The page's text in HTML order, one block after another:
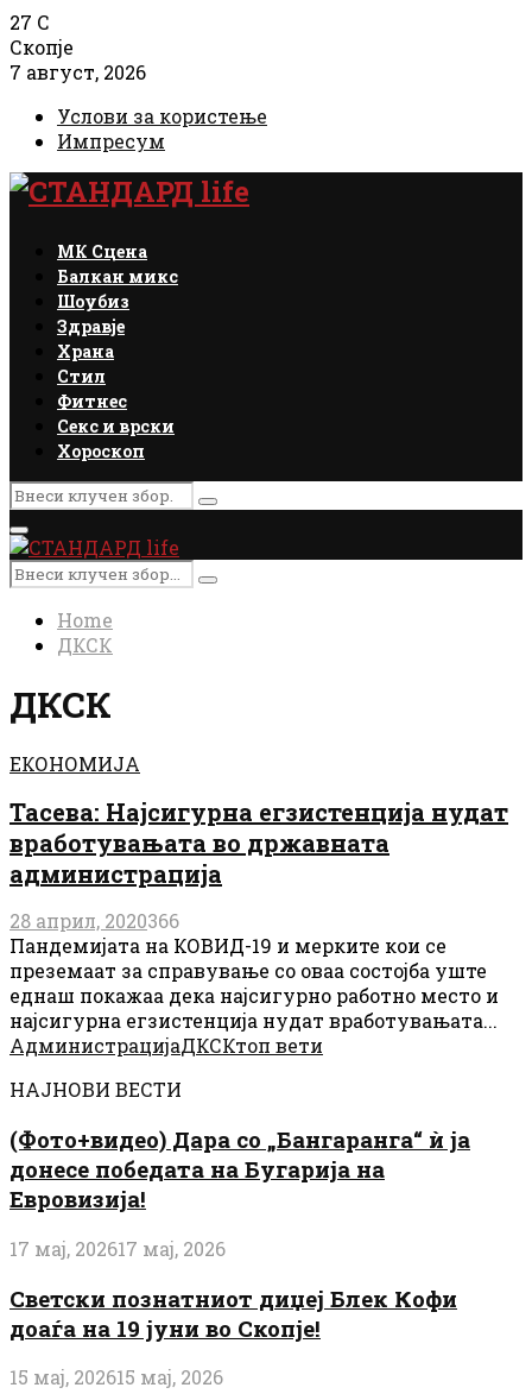
27 C
Скопје
7 август, 2026
Услови за користење
Импресум
Facebook
Instagram
Email
Rss
МК Сцена
Балкан микс
Шоубиз
Здравје
Храна
Стил
Фитнес
Секс и врски
Хороскоп
Search
for:
Search
Primary
Menu
Search
for:
Search
Home
ДКСК
ДКСК
ЕКОНОМИЈА
Тасева: Најсигурна егзистенција нудат
вработувањата во државната
администрација
28 април, 2020366
Пандемијата на КОВИД-19 и мерките кои се
преземаат за справување со оваа состојба уште
еднаш покажаа дека најсигурно работно место и
најсигурна егзистенција нудат вработувањата...
АдминистрацијаДКСКтоп вети
НАЈНОВИ ВЕСТИ
(Фото+видео) Дара со „Бангаранга“ ѝ ја
донесе победата на Бугарија на
Евровизија!
17 мај, 202617 мај, 2026
Светски познатниот диџеј Блек Кофи
доаѓа на 19 јуни во Скопје!
15 мај, 202615 мај, 2026